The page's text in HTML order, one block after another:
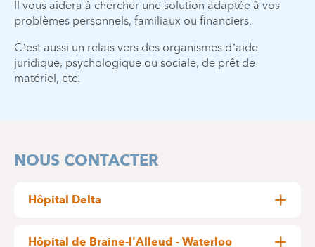
Il vous aidera à chercher une solution adaptée à vos
problèmes personnels, familiaux ou financiers.
C’est aussi un relais vers des organismes d’aide
juridique, psychologique ou sociale, de prêt de
matériel, etc.
NOUS CONTACTER
Hôpital Delta
Isabelle ANGELOT
Hôpital de Braine-l'Alleud - Waterloo